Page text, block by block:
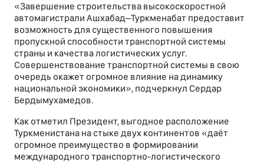
«Завершение строительства высокоскоростной
автомагистрали Ашхабад–Туркменабат предоставит
возможность для существенного повышения
пропускной способности транспортной системы
страны и качества логистических услуг.
Совершенствование транспортной системы в свою
очередь окажет огромное влияние на динамику
национальной экономики», подчеркнул Сердар
Бердымухамедов.
Как отметил Президент, выгодное расположение
Туркменистана на стыке двух континентов «даёт
огромное преимущество в формировании
международного транспортно-логистического